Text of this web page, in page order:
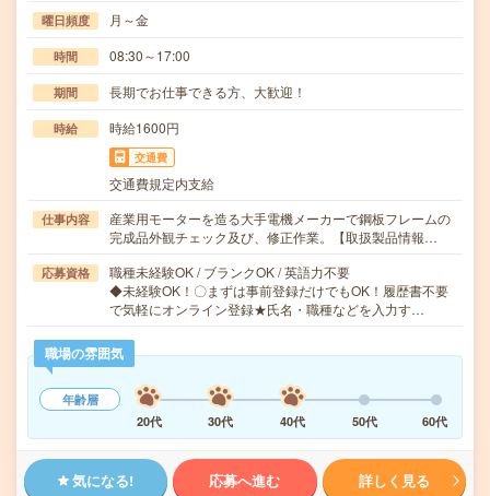
曜日頻度 月～金
時間 08:30～17:00
期間 長期でお仕事できる方、大歓迎！
時給 時給1600円
交通費
交通費規定内支給
仕事内容
産業用モーターを造る大手電機メーカーで鋼板フレームの
完成品外観チェック及び、修正作業。【取扱製品情報…
応募資格
職種未経験OK / ブランクOK / 英語力不要
◆未経験OK！〇まずは事前登録だけでもOK！履歴書不要
で気軽にオンライン登録★氏名・職種などを入力す…
職場の雰囲気
年齢層
20代
30代 40代 50代 60代
気になる! 応募へ進む 詳しく見る